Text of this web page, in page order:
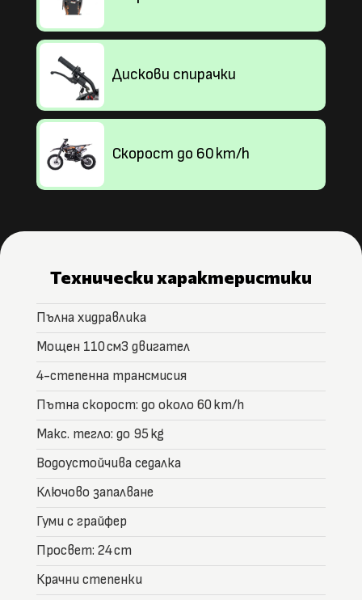
Дискови спирачки
Скорост до 60 km/h
Технически характеристики
Пълна хидравлика
Мощен 110 cм3 двигател
4-степенна трансмисия
Пътна скорост: до около 60 km/h
Макс. тегло: до 95 kg
Водоустойчива седалка
Ключово запалване
Гуми с грайфер
Просвет: 24 cm
Крачни степенки